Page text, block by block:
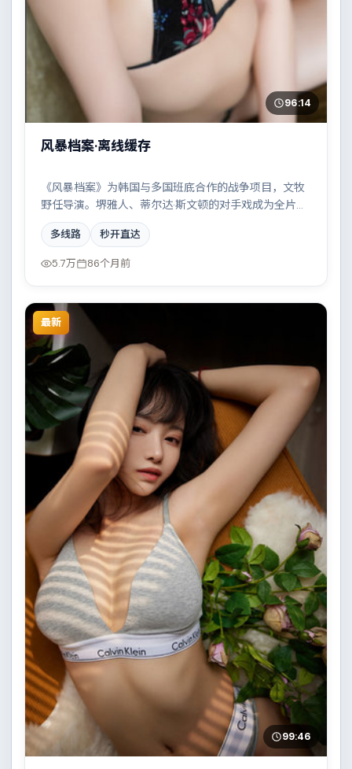
96:14
风暴档案·离线缓存
《风暴档案》为韩国与多国班底合作的战争项目，文牧
野任导演。堺雅人、蒂尔达·斯文顿的对手戏成为全片高
光，科技伦理与情感羁绊形成强烈对撞。配乐与摄影风
格统一，具备院线质感。
多线路 秒开直达
5.7万 86个月前
最新
99:46